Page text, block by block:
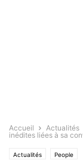
Accueil Actualités
inédites liées à sa
Actualités People